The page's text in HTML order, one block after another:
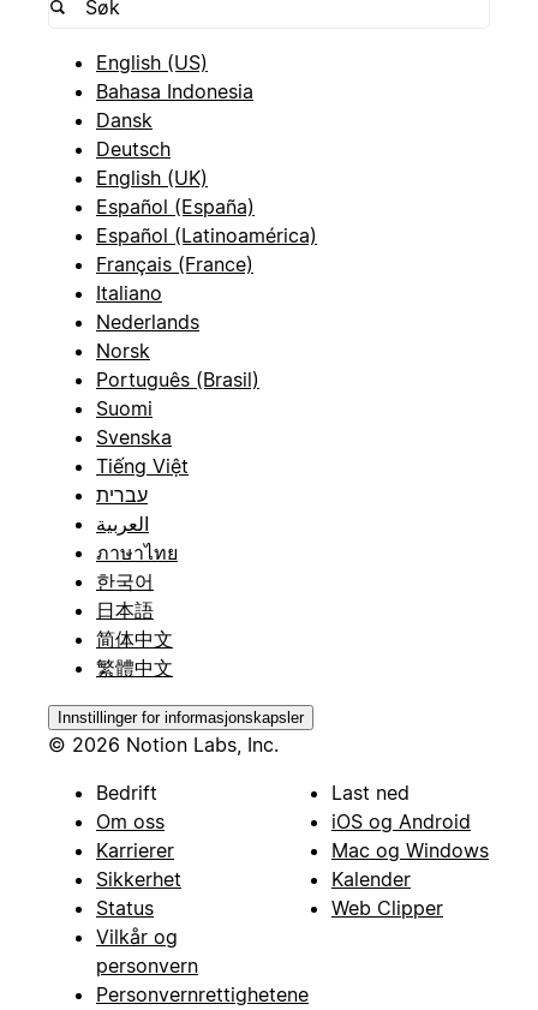
English (US)
Bahasa Indonesia
Dansk
Deutsch
English (UK)
Español (España)
Español (Latinoamérica)
Français (France)
Italiano
Nederlands
Norsk
Português (Brasil)
Suomi
Svenska
Tiếng Việt
עברית
العربية
ภาษาไทย
한국어
日本語
简体中文
繁體中文
Innstillinger for informasjonskapsler
© 2026 Notion Labs, Inc.
Bedrift
Om oss
Karrierer
Sikkerhet
Status
Vilkår og
personvern
Personvernrettighetene
Last ned
iOS og Android
Mac og Windows
Kalender
Web Clipper